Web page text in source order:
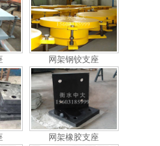
网架钢铰支座
网架橡胶支座